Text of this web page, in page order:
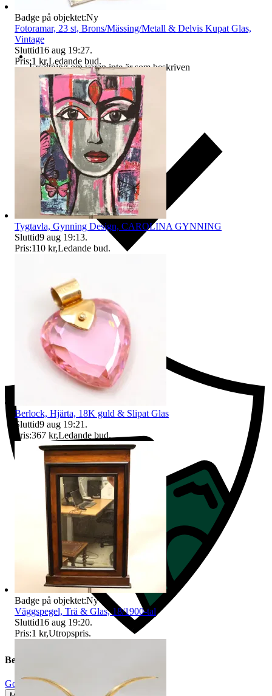
Ersättning om varan inte är som beskriven
Ersättning om du inte får din vara
Beskrivning
Gott använt skick
Badge på objektet:Ny
Fotoramar, 23 st, Brons/Mässing/Metall & Delvis Kupat Glas,
Vintage
Sluttid16 aug 19:27.
Pris:1 kr,Ledande bud.
Tygtavla, Gynning Design, CAROLINA GYNNING
Sluttid9 aug 19:13.
Pris:110 kr,Ledande bud.
Berlock, Hjärta, 18K guld & Slipat Glas
Sluttid9 aug 19:21 .
Pris:367 kr,Ledande bud.
Badge på objektet:Ny
Väggspegel, Trä & Glas, 18/1900-tal
Sluttid16 aug 19:20.
Pris:1 kr,Utropspris.